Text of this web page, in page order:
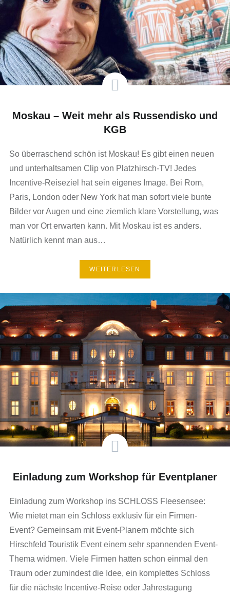
Moskau – Weit mehr als Russendisko und
KGB
So überraschend schön ist Moskau! Es gibt einen neuen
und unterhaltsamen Clip von Platzhirsch-TV! Jedes
Incentive-Reiseziel hat sein eigenes Image. Bei Rom,
Paris, London oder New York hat man sofort viele bunte
Bilder vor Augen und eine ziemlich klare Vorstellung, was
man vor Ort erwarten kann. Mit Moskau ist es anders.
Natürlich kennt man aus…
WEITERLESEN
Einladung zum Workshop für Eventplaner
Einladung zum Workshop ins SCHLOSS Fleesensee:
Wie mietet man ein Schloss exklusiv für ein Firmen-
Event? Gemeinsam mit Event-Planern möchte sich
Hirschfeld Touristik Event einem sehr spannenden Event-
Thema widmen. Viele Firmen hatten schon einmal den
Traum oder zumindest die Idee, ein komplettes Schloss
für die nächste Incentive-Reise oder Jahrestagung